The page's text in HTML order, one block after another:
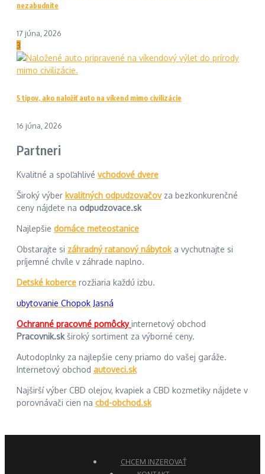
nezabudnite
17 júna, 2026
3
5 tipov, ako naložiť auto na víkend mimo civilizácie
16 júna, 2026
Partneri
Kvalitné a spoľahlivé vchodové dvere
Široký výber kvalitných odpudzovačovza bezkonkurenčné
ceny nájdete na odpudzovace.sk
Najlepšie domáce meteostanice
Obstarajte si záhradný ratanový nábytoka vychutnajte si
príjemné chvíle v záhrade naplno.
Detské koberce rozžiaria každú izbu.
ubytovanie Chopok Jasná
Ochranné pracovné pomôckyinternetový obchod
Pracovnik.skširoký sortiment za výborné ceny.
Autodoplnky za najlepšie ceny priamo do vašej garáže.
Internetový obchod autoveci.sk
Najširší výber CBD olejov, kvapiek a CBD kozmetiky nájdete v
porovnávači cien na cbd-obchod.sk
CHCEM INZEROVAŤ